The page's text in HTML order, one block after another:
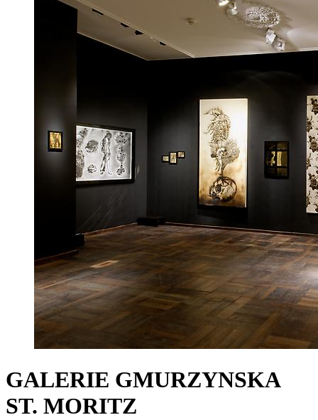
GALERIE GMURZYNSKA
ST. MORITZ